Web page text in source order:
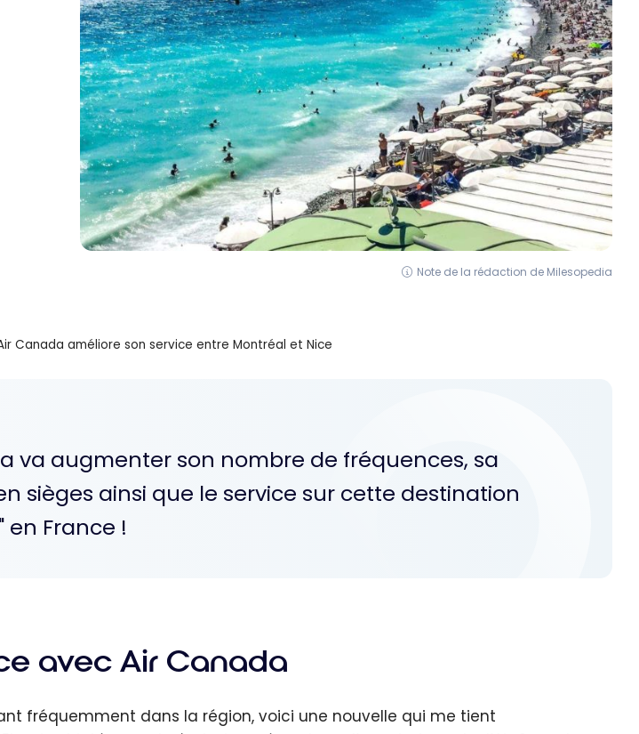
Note de la rédaction de Milesopedia
Canada améliore son service entre Montréal et Nice
va augmenter son nombre de fréquences, sa
sièges ainsi que le service sur cette destination
en France !
avec Air Canada
fréquemment dans la région, voici une nouvelle qui me tient